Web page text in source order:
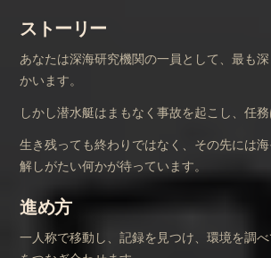
ストーリー
あなたは深海研究機関の一員として、最も
かいます。
しかし潜水艇はまもなく事故を起こし、任務
生き残っても終わりではなく、その先には
解しがたい何かが待っています。
進め方
一人称で移動し、記録を見つけ、環境を調